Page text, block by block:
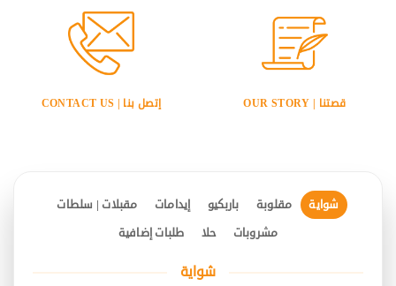
قصتنا | OUR STORY إتصل بنا | CONTACT US
شواية مقلوبة باربكيو إيدامات
مقبلات | سلطات
مشروبات
حلا طلبات إضافية
شواية